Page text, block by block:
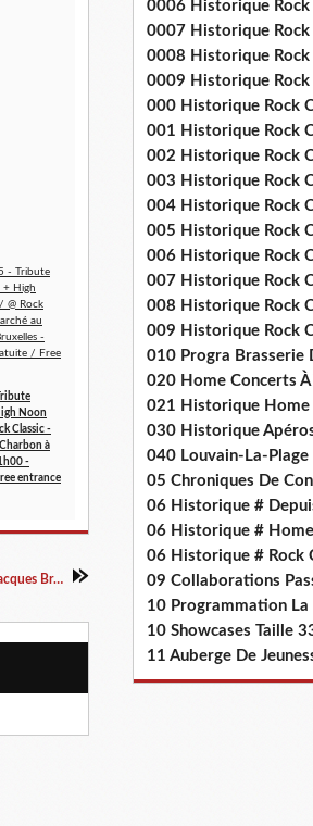
Noon
Classic -
à
-
entrance
🎵 Bill Roseman (US) @ Auberge Jacques Brel - 09/08/2022
0006 Historique Rock
0007 Historique Rock
0008 Historique Rock
0009 Historique Rock
000 Historique Rock
001 Historique Rock
002 Historique Rock
003 Historique Rock
004 Historique Rock
005 Historique Rock
006 Historique Rock
007 Historique Rock
008 Historique Rock
009 Historique Rock
010 Progra Brasserie
020 Home Concerts À
021 Historique Home
030 Historique
040 Louvain-La-
05 Chroniques De
06 Historique #
06 Historique #
06 Historique # Rock
09 Collaborations
10 Programmation
10 Showcases Taille
11 Auberge De